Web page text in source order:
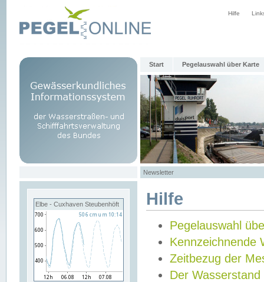
Hilfe
Start Pegelauswahl über Karte
Newsletter
Elbe - Cuxhaven Steubenhöft Hilfe
Pegelauswahl
Kennzeichnende
Zeitbezug der
Der Wasserstand